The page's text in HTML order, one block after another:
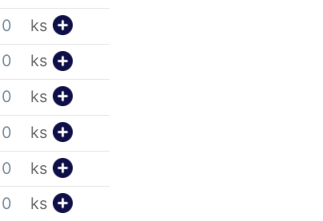
ks
ks
ks
ks
ks
ks